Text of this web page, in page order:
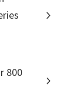
800